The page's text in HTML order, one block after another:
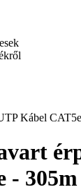
Kábel
- 305m